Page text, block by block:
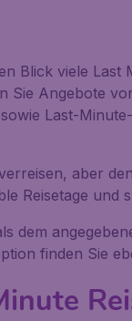
Blick viele Last
Sie Angebote
Last-
aber
Reisetage und
dem
finden Sie